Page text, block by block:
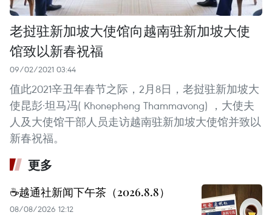
老挝驻新加坡大使馆向越南驻新加坡大使
馆致以新春祝福
09/02/2021 03:44
值此2021辛丑年春节之际，2月8日，老挝驻新加坡大
使昆彭·坦马冯( Khonepheng Thammavong) ，大使夫
人及大使馆干部人员走访越南驻新加坡大使馆并致以
新春祝福。
更多
☕️越通社新闻下午茶（2026.8.8）
08/08/2026 12:12